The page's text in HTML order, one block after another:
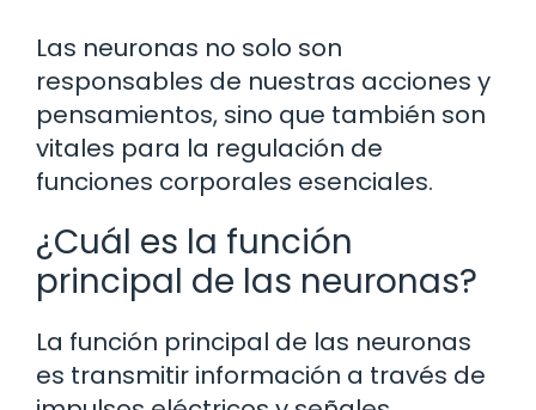
Las neuronas no solo son
responsables de nuestras acciones y
pensamientos, sino que también son
vitales para la regulación de
funciones corporales esenciales.
¿Cuál es la función
principal de las neuronas?
La función principal de las neuronas
es transmitir información a través de